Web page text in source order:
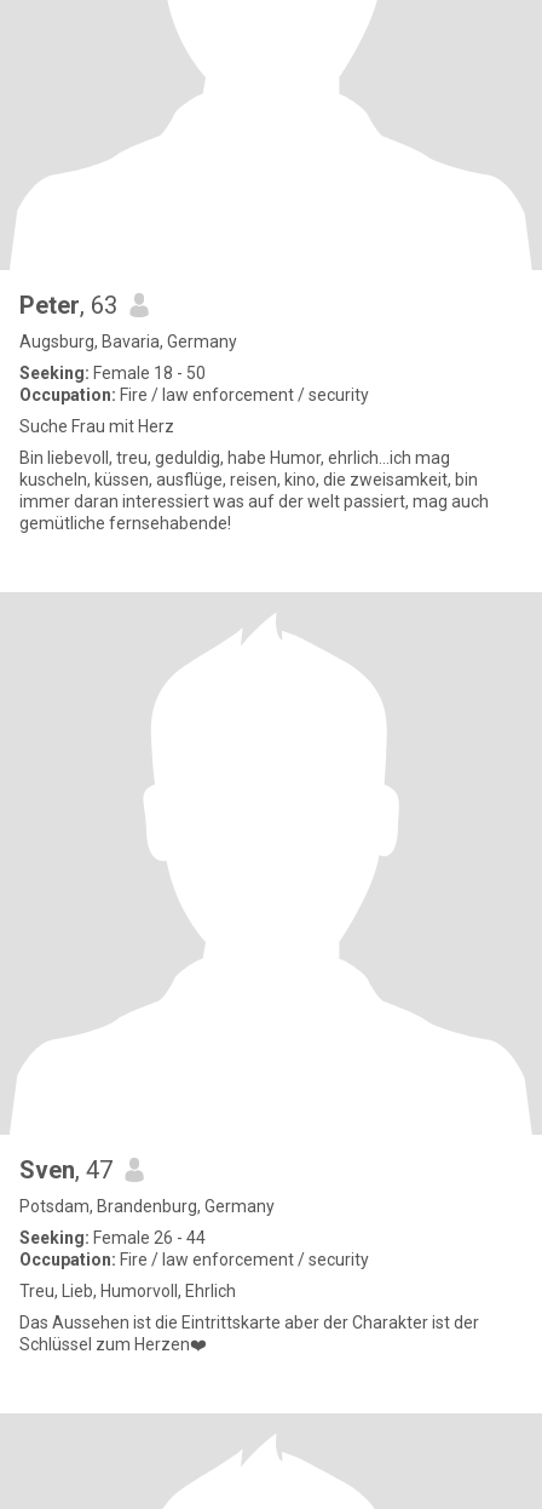
Peter, 63
Augsburg, Bavaria, Germany
Seeking: Female 18 - 50
Occupation: Fire / law enforcement / security
Suche Frau mit Herz
Bin liebevoll, treu, geduldig, habe Humor, ehrlich...ich mag
kuscheln, küssen, ausflüge, reisen, kino, die zweisamkeit, bin
immer daran interessiert was auf der welt passiert, mag auch
gemütliche fernsehabende!
Sven, 47
Potsdam, Brandenburg, Germany
Seeking: Female 26 - 44
Occupation: Fire / law enforcement / security
Treu, Lieb, Humorvoll, Ehrlich
Das Aussehen ist die Eintrittskarte aber der Charakter ist der
Schlüssel zum Herzen❤️